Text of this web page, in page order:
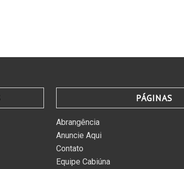
PÁGINAS
Abrangência
Anuncie Aqui
Contato
Equipe Cabiúna